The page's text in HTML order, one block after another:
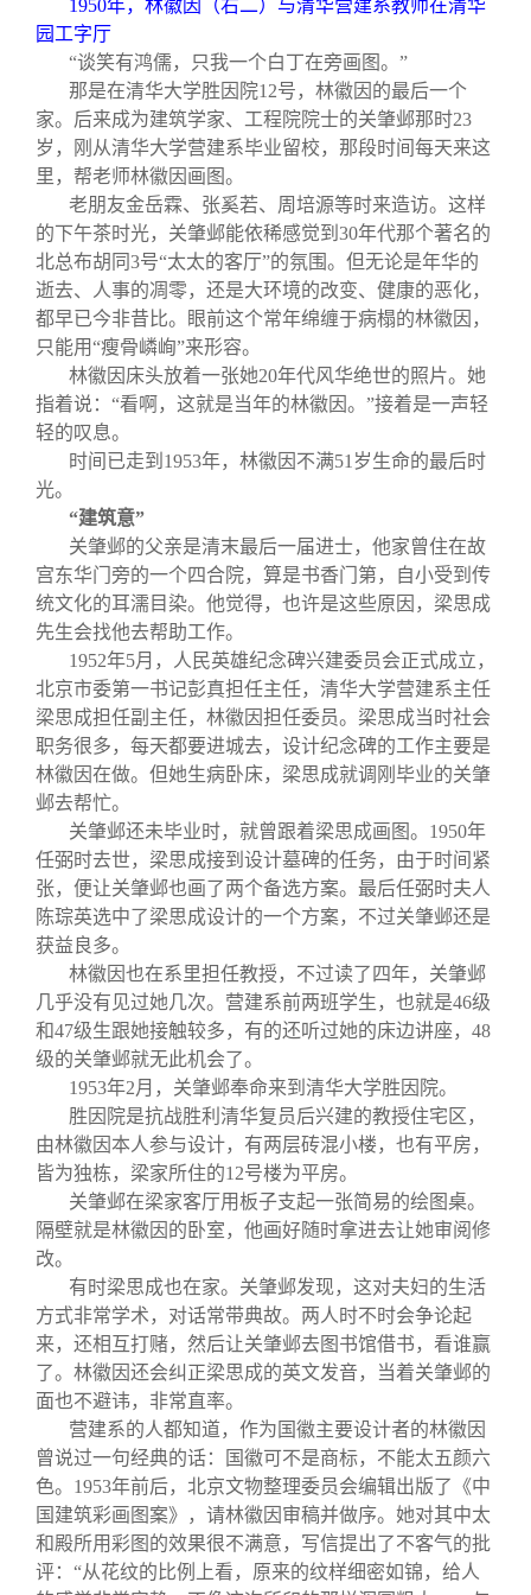
信息化服务
三创大赛
实用信息
总会简介
会长致辞
总会章程
理事会名单
制度法规
联系我们
关闭
1950年，林徽因（右二）与清华营建系教师在清华
园工字厅
“谈笑有鸿儒，只我一个白丁在旁画图。”
那是在清华大学胜因院12号，林徽因的最后一个
家。后来成为建筑学家、工程院院士的关肇邺那时23
岁，刚从清华大学营建系毕业留校，那段时间每天来这
里，帮老师林徽因画图。
老朋友金岳霖、张奚若、周培源等时来造访。这样
的下午茶时光，关肇邺能依稀感觉到30年代那个著名的
北总布胡同3号“太太的客厅”的氛围。但无论是年华的
逝去、人事的凋零，还是大环境的改变、健康的恶化，
都早已今非昔比。眼前这个常年绵缠于病榻的林徽因，
只能用“瘦骨嶙峋”来形容。
林徽因床头放着一张她20年代风华绝世的照片。她
指着说：“看啊，这就是当年的林徽因。”接着是一声轻
轻的叹息。
时间已走到1953年，林徽因不满51岁生命的最后时
光。
“建筑意”
关肇邺的父亲是清末最后一届进士，他家曾住在故
宫东华门旁的一个四合院，算是书香门第，自小受到传
统文化的耳濡目染。他觉得，也许是这些原因，梁思成
先生会找他去帮助工作。
1952年5月，人民英雄纪念碑兴建委员会正式成立，
北京市委第一书记彭真担任主任，清华大学营建系主任
梁思成担任副主任，林徽因担任委员。梁思成当时社会
职务很多，每天都要进城去，设计纪念碑的工作主要是
林徽因在做。但她生病卧床，梁思成就调刚毕业的关肇
邺去帮忙。
关肇邺还未毕业时，就曾跟着梁思成画图。1950年
任弼时去世，梁思成接到设计墓碑的任务，由于时间紧
张，便让关肇邺也画了两个备选方案。最后任弼时夫人
陈琮英选中了梁思成设计的一个方案，不过关肇邺还是
获益良多。
林徽因也在系里担任教授，不过读了四年，关肇邺
几乎没有见过她几次。营建系前两班学生，也就是46级
和47级生跟她接触较多，有的还听过她的床边讲座，48
级的关肇邺就无此机会了。
1953年2月，关肇邺奉命来到清华大学胜因院。
胜因院是抗战胜利清华复员后兴建的教授住宅区，
由林徽因本人参与设计，有两层砖混小楼，也有平房，
皆为独栋，梁家所住的12号楼为平房。
关肇邺在梁家客厅用板子支起一张简易的绘图桌。
隔壁就是林徽因的卧室，他画好随时拿进去让她审阅修
改。
有时梁思成也在家。关肇邺发现，这对夫妇的生活
方式非常学术，对话常带典故。两人时不时会争论起
来，还相互打赌，然后让关肇邺去图书馆借书，看谁赢
了。林徽因还会纠正梁思成的英文发音，当着关肇邺的
面也不避讳，非常直率。
营建系的人都知道，作为国徽主要设计者的林徽因
曾说过一句经典的话：国徽可不是商标，不能太五颜六
色。1953年前后，北京文物整理委员会编辑出版了《中
国建筑彩画图案》，请林徽因审稿并做序。她对其中太
和殿所用彩图的效果很不满意，写信提出了不客气的批
评：“从花纹的比例上看，原来的纹样细密如锦，给人